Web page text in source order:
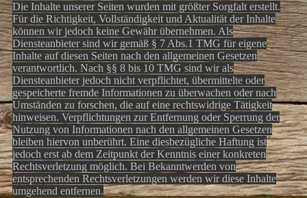
Die Inhalte unserer Seiten wurden mit größter Sorgfalt erstellt.
Für die Richtigkeit, Vollständigkeit und Aktualität der Inhalte
können wir jedoch keine Gewähr übernehmen. Als
Diensteanbieter sind wir gemäß § 7 Abs.1 TMG für eigene
Inhalte auf diesen Seiten nach den allgemeinen Gesetzen
verantwortlich. Nach §§ 8 bis 10 TMG sind wir als
Diensteanbieter jedoch nicht verpflichtet, übermittelte oder
gespeicherte fremde Informationen zu überwachen oder nach
Umständen zu forschen, die auf eine rechtswidrige Tätigkeit
hinweisen. Verpflichtungen zur Entfernung oder Sperrung der
Nutzung von Informationen nach den allgemeinen Gesetzen
bleiben hiervon unberührt. Eine diesbezügliche Haftung ist
jedoch erst ab dem Zeitpunkt der Kenntnis einer konkreten
Rechtsverletzung möglich. Bei Bekanntwerden von
entsprechenden Rechtsverletzungen werden wir diese Inhalte
umgehend entfernen.